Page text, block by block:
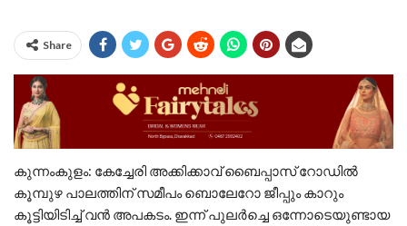
Share
കുന്നംകുളം: കേച്ചേരി അക്കിക്കാവ് ബൈപ്പാസ് റോഡിൽ
കൂമ്പുഴ പാലത്തിന് സമീപം ബൊലേറോ ജീപ്പും കാറും
കൂട്ടിയിടിച്ച് വൻ അപകടം. ഇന്ന് പുലർച്ചെ ഒന്നോടെയുണ്ടായ